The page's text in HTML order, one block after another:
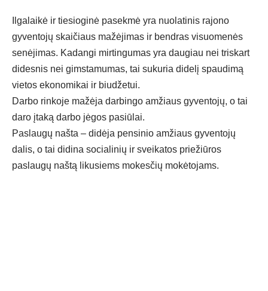
Ilgalaikė ir tiesioginė pasekmė yra nuolatinis rajono
gyventojų skaičiaus mažėjimas ir bendras visuomenės
senėjimas. Kadangi mirtingumas yra daugiau nei triskart
didesnis nei gimstamumas, tai sukuria didelį spaudimą
vietos ekonomikai ir biudžetui.
Darbo rinkoje mažėja darbingo amžiaus gyventojų, o tai
daro įtaką darbo jėgos pasiūlai.
Paslaugų našta – didėja pensinio amžiaus gyventojų
dalis, o tai didina socialinių ir sveikatos priežiūros
paslaugų naštą likusiems mokesčių mokėtojams.